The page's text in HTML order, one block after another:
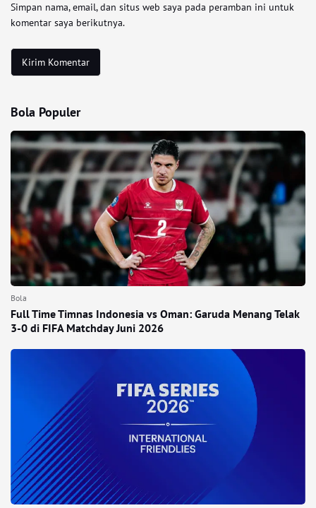
Simpan nama, email, dan situs web saya pada peramban ini untuk
komentar saya berikutnya.
Bola Populer
Bola
Full Time Timnas Indonesia vs Oman: Garuda Menang Telak
3-0 di FIFA Matchday Juni 2026